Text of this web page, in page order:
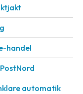
handel
automatik